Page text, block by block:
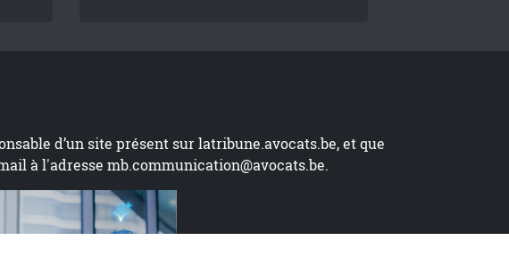
d’un site présent surlatribune.avocats.be, et que
à l'adresse mb.communication@avocats.be.